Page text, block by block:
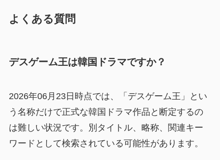
よくある質問
デスゲーム王は韓国ドラマですか？
2026年06月23日時点では、「デスゲーム王」とい
う名称だけで正式な韓国ドラマ作品と断定するの
は難しい状況です。別タイトル、略称、関連キー
ワードとして検索されている可能性があります。